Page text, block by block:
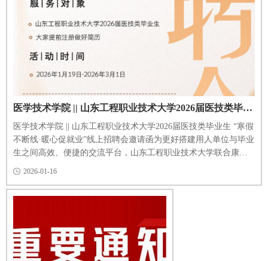
医学技术学院 || 山东工程职业技术大学2026届医技类毕业生 “寒假不断线·暖心促就业”线上招聘会邀请函
医学技术学院 || 山东工程职业技术大学2026届医技类毕业生 “寒假
不断线·暖心促就业”线上招聘会邀请函为更好搭建用人单位与毕业
生之间高效、便捷的交流平台，山东工程职业技术大学联合康强
双选通道持续开放，欢迎毕业生在线投递简历，实现“云端”对接。
2026-01-16